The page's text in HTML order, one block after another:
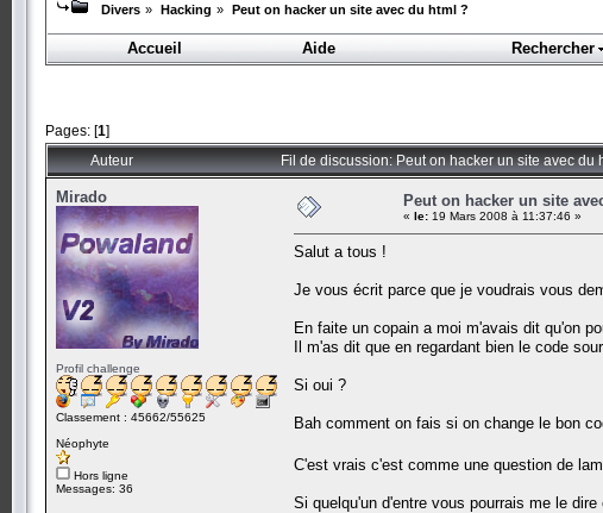
Divers » Hacking » Peut on hacker un site avec du html ?
Accueil
Aide Rechercher
Pages: [1]
Auteur Fil de discussion: Peut on hacker un site avec du
Mirado
Profil challenge
Classement : 45662/55625
Néophyte
Hors ligne
Messages: 36
Peut on hacker un site
« le: 19 Mars 2008 à 11:37:46 »
Salut a tous !
Je vous écrit parce que je voudrais vous
En faite un copain a moi m'avais dit qu'on
Il m'as dit que en regardant bien le code
Si oui ?
Bah comment on fais si on change le bon
C'est vrais c'est comme une question de
Si quelqu'un d'entre vous pourrais me le